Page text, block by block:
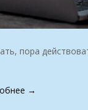
пора
«Работа
→